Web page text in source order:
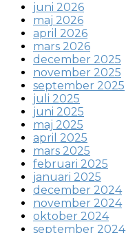
juni 2026
maj 2026
april 2026
mars 2026
december 2025
november 2025
september 2025
juli 2025
juni 2025
maj 2025
april 2025
mars 2025
februari 2025
januari 2025
december 2024
november 2024
oktober 2024
september 2024